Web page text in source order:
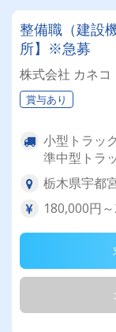
整備職（建設
所】※急募
株式会社 カネ
賞与あり
小型トラッ
準中型トラ
栃木県宇都
180,000円